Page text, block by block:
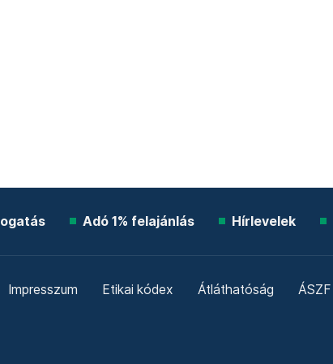
Adó 1% felajánlás Hírlevelek
Impresszum Etikai kódex Átláthatóság ÁSZF